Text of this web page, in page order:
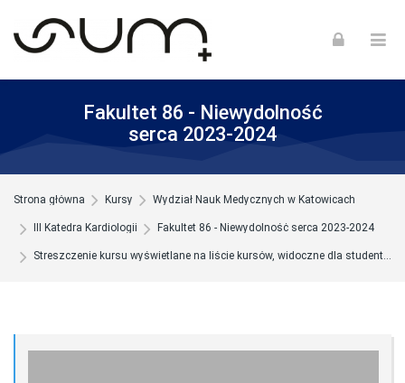
Fakultet 86 - Niewydolność
serca 2023-2024
Strona główna Kursy Wydział Nauk Medycznych w Katowicach
III Katedra Kardiologii Fakultet 86 - Niewydolność serca 2023-2024
Streszczenie kursu wyświetlane na liście kursów, widoczne dla studentów